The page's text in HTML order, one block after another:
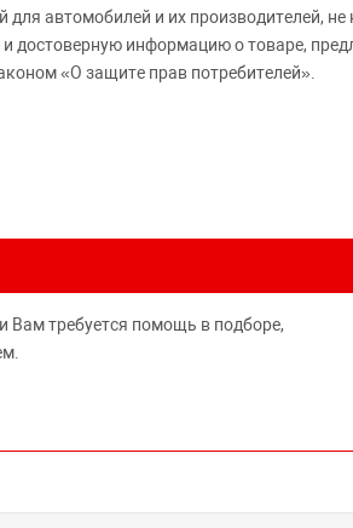
автомобилей и их производителей,
достоверную информацию о товаре,
«О защите прав потребителей».
Вам требуется помощь в подборе,